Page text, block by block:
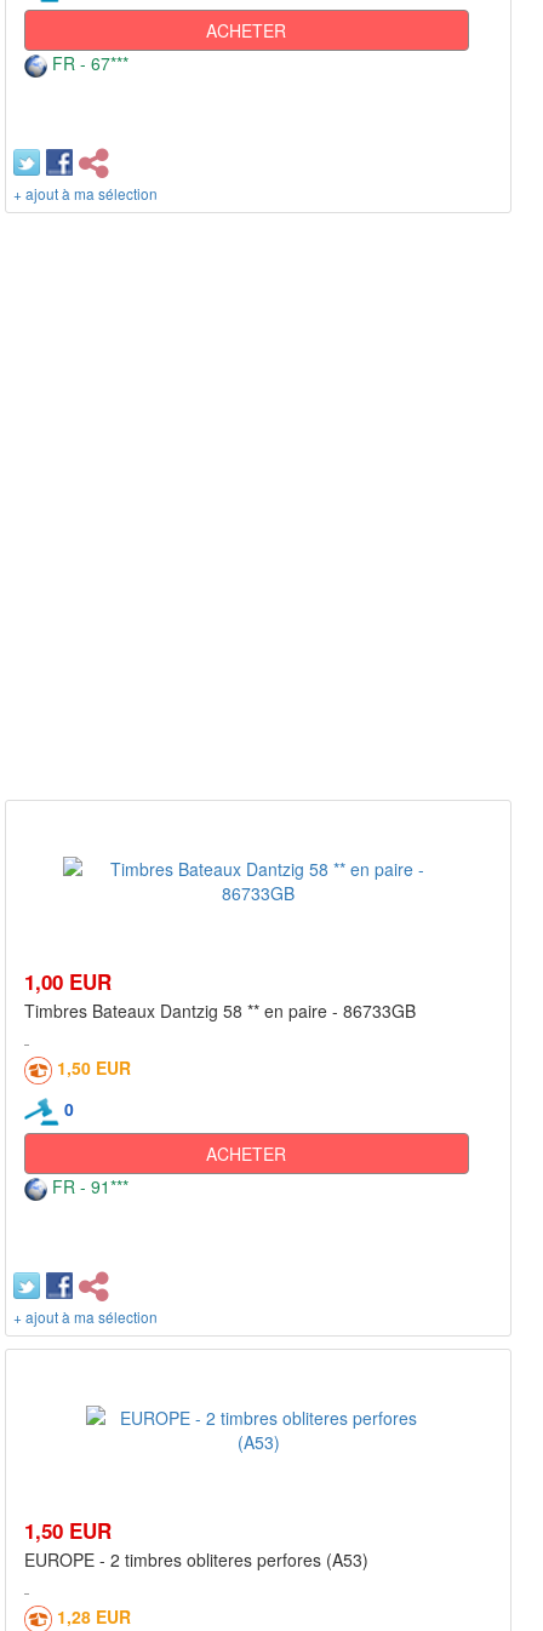
ACHETER
FR - 67***
+ ajout à ma sélection
1,00 EUR
Timbres Bateaux Dantzig 58 ** en paire - 86733GB
1,50 EUR
0
ACHETER
FR - 91***
+ ajout à ma sélection
1,50 EUR
EUROPE - 2 timbres obliteres perfores (A53)
1,28 EUR